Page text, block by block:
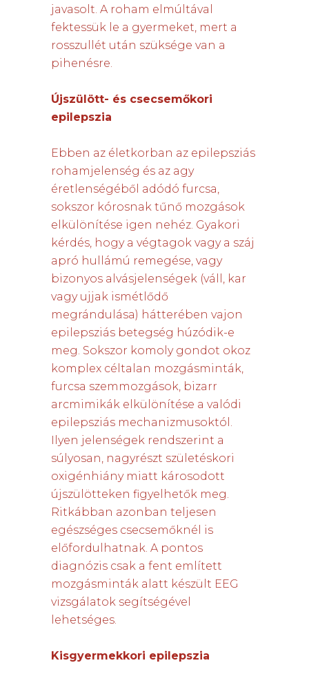
javasolt. A roham elmúltával
fektessük le a gyermeket, mert a
rosszullét után szüksége van a
pihenésre.
Újszülött- és csecsemőkori
epilepszia
Ebben az életkorban az epilepsziás
rohamjelenség és az agy
éretlenségéből adódó furcsa,
sokszor kórosnak tűnő mozgások
elkülönítése igen nehéz. Gyakori
kérdés, hogy a végtagok vagy a száj
apró hullámú remegése, vagy
bizonyos alvásjelenségek (váll, kar
vagy ujjak ismétlődő
megrándulása) hátterében vajon
epilepsziás betegség húzódik-e
meg. Sokszor komoly gondot okoz
komplex céltalan mozgásminták,
furcsa szemmozgások, bizarr
arcmimikák elkülönítése a valódi
epilepsziás mechanizmusoktól.
Ilyen jelenségek rendszerint a
súlyosan, nagyrészt születéskori
oxigénhiány miatt károsodott
újszülötteken figyelhetők meg.
Ritkábban azonban teljesen
egészséges csecsemőknél is
előfordulhatnak. A pontos
diagnózis csak a fent említett
mozgásminták alatt készült EEG
vizsgálatok segítségével
lehetséges.
Kisgyermekkori epilepszia